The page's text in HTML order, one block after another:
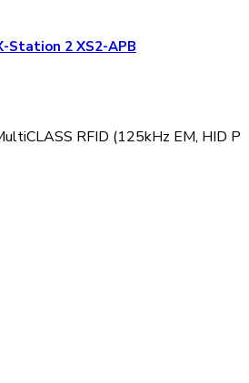
Station 2 XS2-APB
RFID (125kHz EM, HID